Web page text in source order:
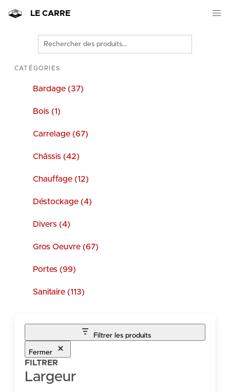
LE CARRE
Rechercher
des
produits
CATÉGORIES
Bardage (37)
Bois (1)
Carrelage (67)
Châssis (42)
Chauffage (12)
Déstockage (4)
Divers (4)
Gros Oeuvre (67)
Portes (99)
Sanitaire (113)
Filtrer les produits
Fermer
FILTRER
Largeur